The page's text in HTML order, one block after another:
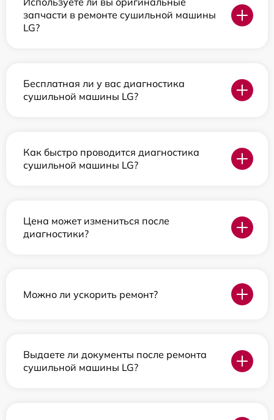
запчасти в ремонте сушильной машины
LG?
Бесплатная ли у вас диагностика
сушильной машины LG?
Как быстро проводится диагностика
сушильной машины LG?
Цена может измениться после
диагностики?
Можно ли ускорить ремонт?
Выдаете ли документы после ремонта
сушильной машины LG?